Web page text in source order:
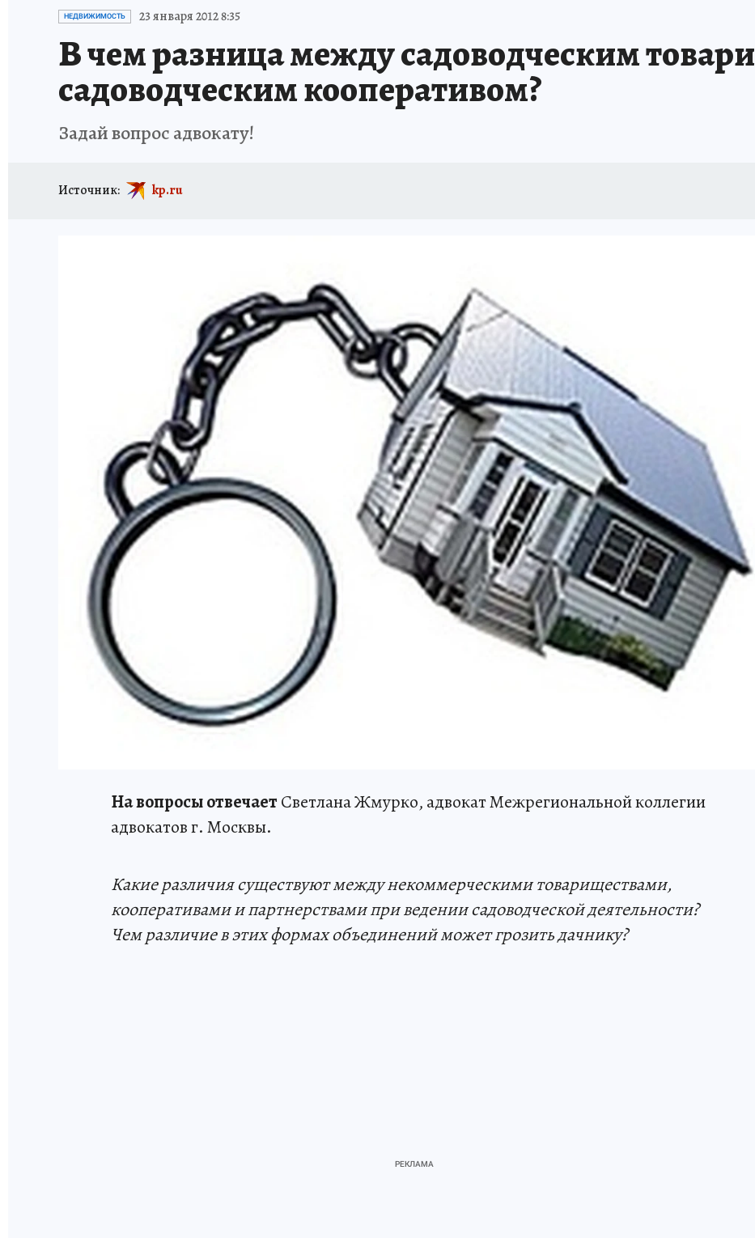
ИСПЫТАНО НА СЕБЕ
НЕДВИЖИМОСТЬ 23 января 2012 8:35
В чем разница между садоводческим
садоводческим кооперативом?
Задай вопрос адвокату!
Источник: kp.ru
На вопросы отвечает Светлана Жмурко, адвокат Межрегиональной коллегии
адвокатов г. Москвы.
Какие различия существуют между некоммерческими товариществами,
кооперативами и партнерствами при ведении садоводческой деятельности?
Чем различие в этих формах объединений может грозить дачнику?